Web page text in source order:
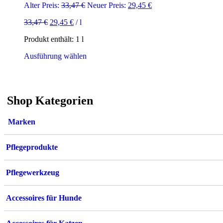
Alter Preis: 33,47€ Ursprünglicher
Neuer Preis: 29,45 €Aktueller
33,47€ Ursprünglicher
war:
29,45 €Aktueller
ist:
/l
Produkt enthält: 1 l
Ausführung wählen
auf.
auf
gewählt
Shop Kategorien
Marken
Pflegeprodukte
Pflegewerkzeug
Accessoires für Hunde